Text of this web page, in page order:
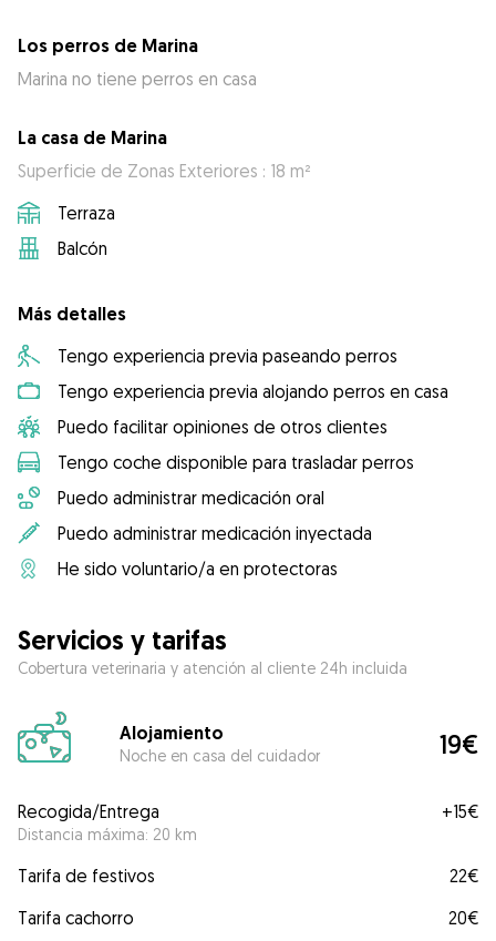
Los perros de Marina
Marina no tiene perros en casa
La casa de Marina
Superficie de Zonas Exteriores : 18 m²
Terraza
Balcón
Más detalles
Tengo experiencia previa paseando perros
Tengo experiencia previa alojando perros en casa
Puedo facilitar opiniones de otros clientes
Tengo coche disponible para trasladar perros
Puedo administrar medicación oral
Puedo administrar medicación inyectada
He sido voluntario/a en protectoras
Servicios y tarifas
Cobertura veterinaria y atención al cliente 24h incluida
Alojamiento
Noche en casa del cuidador 19€
Recogida/Entrega
Distancia máxima: 20 km
+15€
Tarifa de festivos
22€
Tarifa cachorro
20€